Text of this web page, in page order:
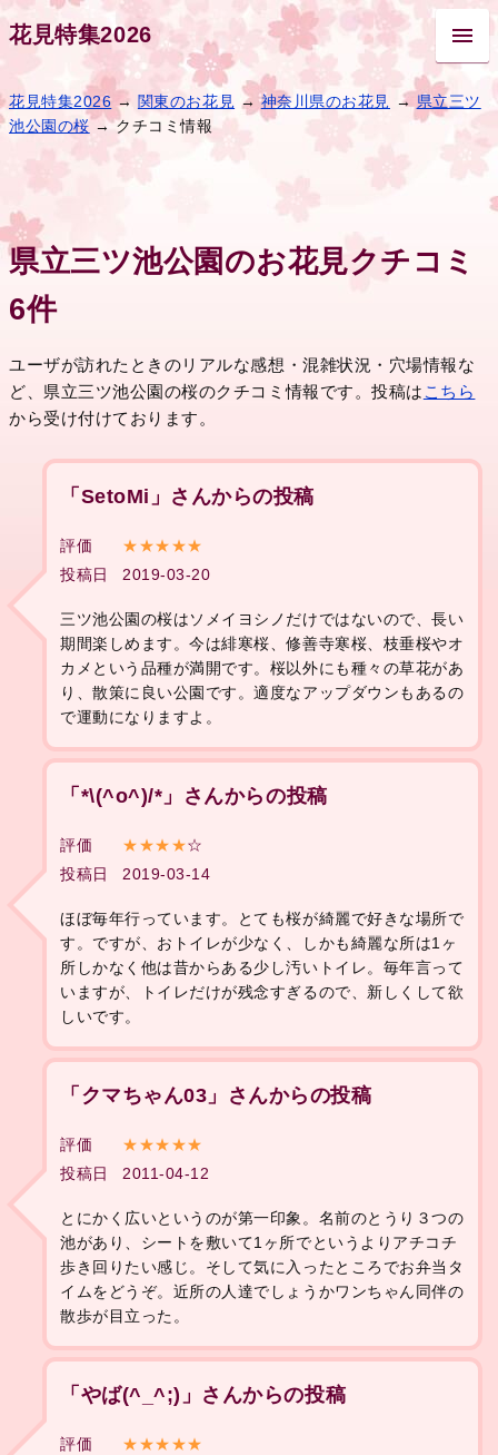
花見特集2026
花見特集2026 → 関東のお花見 →神奈川県のお花見 → 県立三ツ
池公園の桜 → クチコミ情報
県立三ツ池公園のお花見クチコミ
6件
ユーザが訪れたときのリアルな感想・混雑状況・穴場情報な
ど、県立三ツ池公園の桜のクチコミ情報です。投稿は こちら
から受け付けております。
「SetoMi」さんからの投稿
評価
★★★★★
投稿日
2019-03-20
三ツ池公園の桜はソメイヨシノだけではないので、長い
期間楽しめます。今は緋寒桜、修善寺寒桜、枝垂桜やオ
カメという品種が満開です。桜以外にも種々の草花があ
り、散策に良い公園です。適度なアップダウンもあるの
で運動になりますよ。
「*\(^o^)/*」さんからの投稿
評価 ★★★★☆
投稿日
2019-03-14
ほぼ毎年行っています。とても桜が綺麗で好きな場所で
す。ですが、おトイレが少なく、しかも綺麗な所は1ヶ
所しかなく他は昔からある少し汚いトイレ。毎年言って
いますが、トイレだけが残念すぎるので、新しくして欲
しいです。
「クマちゃん03」さんからの投稿
評価
★★★★★
投稿日
2011-04-12
とにかく広いというのが第一印象。名前のとうり３つの
池があり、シートを敷いて1ヶ所でというよりアチコチ
歩き回りたい感じ。そして気に入ったところでお弁当タ
イムをどうぞ。近所の人達でしょうかワンちゃん同伴の
散歩が目立った。
「やば(^_^;)」さんからの投稿
評価
★★★★★